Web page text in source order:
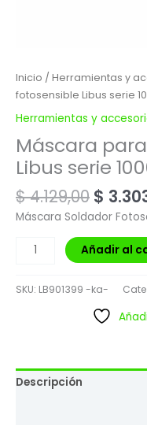
Inicio / Herramientas y
fotosensible Libus serie
Herramientas y
Máscara
Libus serie
$4.129,00 $
Máscara Soldador
Añadir al
SKU: LB901399 -ka-
Descripción